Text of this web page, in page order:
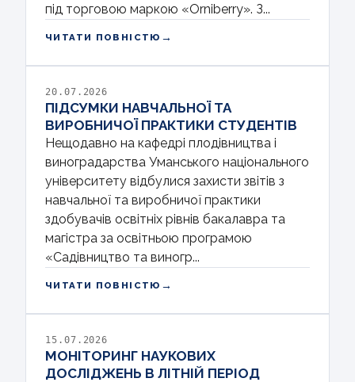
під торговою маркою «Orniberry». З...
ЧИТАТИ ПОВНІСТЮ →
20.07.2026
ПІДСУМКИ НАВЧАЛЬНОЇ ТА
ВИРОБНИЧОЇ ПРАКТИКИ СТУДЕНТІВ
Нещодавно на кафедрі плодівництва і
виноградарства Уманського національного
університету відбулися захисти звітів з
навчальної та виробничої практики
здобувачів освітніх рівнів бакалавра та
магістра за освітньою програмою
«Садівництво та виногр...
ЧИТАТИ ПОВНІСТЮ →
15.07.2026
МОНІТОРИНГ НАУКОВИХ
ДОСЛІДЖЕНЬ В ЛІТНІЙ ПЕРІОД